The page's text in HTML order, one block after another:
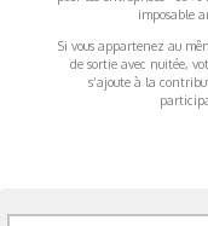
imposable
Si vous appartenez au
de sortie avec nuitée,
s’ajoute à la